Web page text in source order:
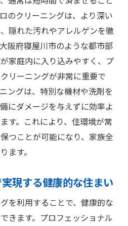
のクリーニングは、より深い
隠れた汚れやアレルゲンを徹
阪府寝屋川市のような都市部
家庭内に入り込みやすく、プ
リーニングが非常に重要で
ングは、特別な機材や洗剤を
にダメージを与えずに効率よ
す。これにより、住環境が常
つことが可能になり、家族全
ます。
現する健康的な住まい
を利用することで、健康的な
きます。プロフェッショナル